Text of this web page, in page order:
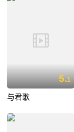
5.1
与君歌